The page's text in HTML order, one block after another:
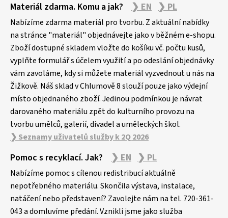
Materiál zdarma. Komu a jak? ❯ EN ❯ PL
Nabízíme zdarma materiál pro tvorbu. Z aktuální nabídky
na stránce "materiál" objednávejte jako v běžném e-shopu.
Zboží dostupné skladem vložte do košíku vč. počtu kusů,
vyplňte formulář s účelem využití a po odeslání objednávky
vám zavoláme, kdy si můžete materiál vyzvednout u nás na
Žižkově. Náš sklad v Chlumově 8 slouží pouze jako výdejní
místo objednaného zboží. Jedinou podmínkou je návrat
darovaného materiálu zpět do kulturního provozu na
tvorbu umělců, galerií, divadel a uměleckých škol.
❯ Seznamy uživatelů služby k 2Q 2026
Pomoc s recyklací. Jak? ❯ EN ❯ PL
Nabízíme pomoc s cílenou redistribucí aktuálně
nepotřebného materiálu. Skončila výstava, instalace,
natáčení nebo představení? Zavolejte nám na tel. 720-361-
043 a domluvíme předání. Vznikli jsme jako služba